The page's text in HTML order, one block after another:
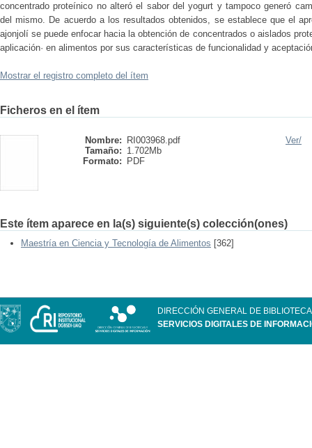
concentrado proteínico no alteró el sabor del yogurt y tampoco generó
del mismo. De acuerdo a los resultados obtenidos, se establece que el
ajonjolí se puede enfocar hacia la obtención de concentrados o aislados
aplicación· en alimentos por sus características de funcionalidad y
Mostrar el registro completo del ítem
Ficheros en el ítem
Nombre:
RI003968.pdf
Tamaño: 1.702Mb
Formato:
PDF
Ver/
Este ítem aparece en la(s) siguiente(s) colección(ones)
Maestría en Ciencia y Tecnología de Alimentos [362]
DIRECCIÓN GENERAL DE
SERVICIOS DIGITALES DE